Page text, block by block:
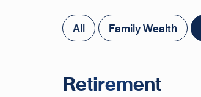
All Family Wealth
Retirement